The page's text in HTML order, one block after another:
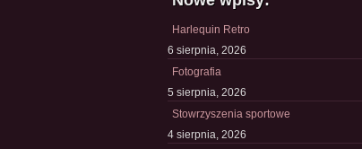
Harlequin Retro
6 sierpnia, 2026
Fotografia
5 sierpnia, 2026
Stowrzyszenia sportowe
4 sierpnia, 2026